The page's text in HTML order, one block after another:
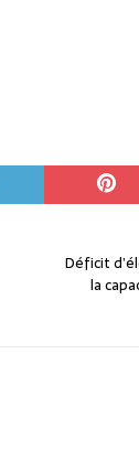
Déficit
la